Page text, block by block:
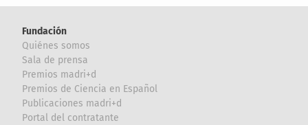
Fundación
Quiénes somos
Sala de prensa
Premios madri+d
Premios de Ciencia en Español
Publicaciones madri+d
Portal del contratante